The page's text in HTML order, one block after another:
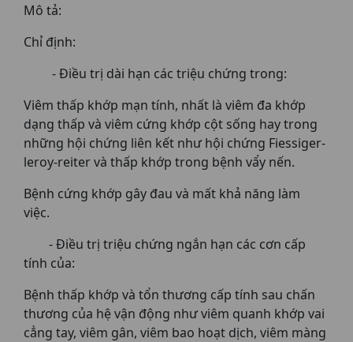
Mô tả:
Chỉ định:
- Điều trị dài hạn các triệu chứng trong:
Viêm thấp khớp mạn tính, nhất là viêm đa khớp
dạng thấp và viêm cứng khớp cột sống hay trong
những hội chứng liên kết như hội chứng Fiessiger-
leroy-reiter và thấp khớp trong bệnh vẩy nến.
Bệnh cứng khớp gây đau và mất khả năng làm
việc.
- Điều trị triệu chứng ngắn hạn các cơn cấp
tính của:
Bệnh thấp khớp và tổn thương cấp tính sau chấn
thương của hệ vận động như viêm quanh khớp vai
cẳng tay, viêm gân, viêm bao hoạt dịch, viêm màng